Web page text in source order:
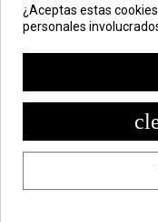
CONTÁCTENOS
CDV - Componentes Diesel
998 304 695 | 988 338 835
¿Aceptas estas
personales